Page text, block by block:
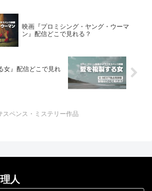
映画『プロミシング・ヤング・ウーマ
ン』配信どこで見れる？
女』配信どこで見れ
スペンス・ミステリー作品
人